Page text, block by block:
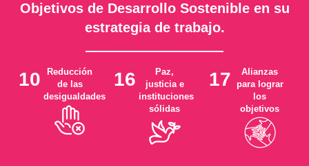
Objetivos de Desarrollo Sostenible en su
estrategia de trabajo.
10
Reducción
de las
desigualdades
16
Paz,
justicia e
instituciones
sólidas
17
Alianzas
para lograr
los
objetivos